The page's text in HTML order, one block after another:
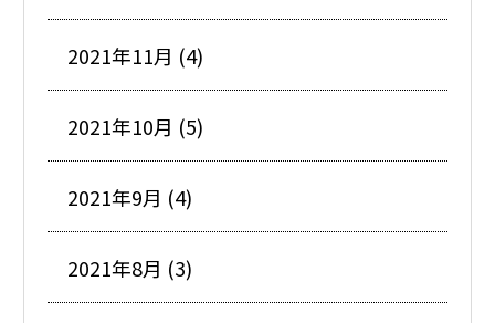
2021年11月 (4)
2021年10月 (5)
2021年9月 (4)
2021年8月 (3)